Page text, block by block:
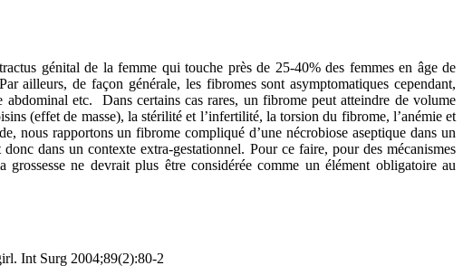
génital de la femme qui touche près de 25-40% des femmes en âge de
ailleurs, de façon générale, les fibromes sont asymptomatiques cependant,
abdominal etc. Dans certains cas rares, un fibrome peut atteindre de volume
(effet de masse), la stérilité et l’infertilité, la torsion du fibrome, l’anémie et
nous rapportons un fibrome compliqué d’une nécrobiose aseptique dans un
dans un contexte extra-gestationnel. Pour ce faire, pour des mécanismes
ne devrait plus être considérée comme un élément obligatoire au
Int Surg 2004;89(2):80-2